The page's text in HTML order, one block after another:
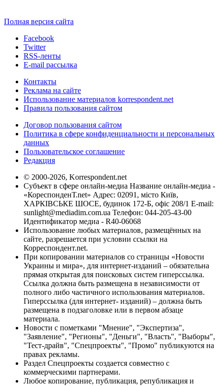
Полная версия сайта
Facebook
Twitter
RSS-ленты
E-mail рассылка
Контакты
Реклама на сайте
Использование материалов korrespondent.net
Правила пользования сайтом
Договор пользования сайтом
Политика в сфере конфиденциальности и персональных
данных
Пользовательское соглашение
Редакция
© 2000-2026, Korrespondent.net
Субъект в сфере онлайн-медиа Название онлайн-медиа -
«КореспонденТ.net» Адрес: 02091, місто Київ,
ХАРКІВСЬКЕ ШОСЕ, будинок 172-Б, офіс 208/1 E-mail:
sunlight@mediadim.com.ua Телефон: 044-205-43-00
Идентификатор медиа - R40-06068
Использование любых материалов, размещённых на
сайте, разрешается при условии ссылки на
Корреспондент.net.
При копировании материалов со страницы «Новости
Украины и мира», для интернет-изданий – обязательна
прямая открытая для поисковых систем гиперссылка.
Ссылка должна быть размещена в независимости от
полного либо частичного использования материалов.
Гиперссылка (для интернет- изданий) – должна быть
размещена в подзаголовке или в первом абзаце
материала.
Новости с пометками "Мнение", "Экспертиза",
"Заявление", "Регионы", "Деньги", "Власть", "Выборы",
"Тест-драйв", "Спецпроекты", "Промо" публикуются на
правах рекламы.
Раздел Спецпроекты создается совместно с
коммерческими партнерами.
Любое копирование, публикация, републикация и